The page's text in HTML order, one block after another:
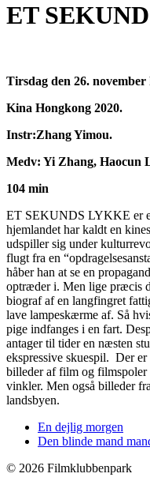
ET
Tirsdag den 26. november
Kina Hongkong 2020.
Instr:Zhang Yimou.
Medv: Yi Zhang, Haocun
104 min
ET SEKUNDS LYKKE er
hjemlandet har kaldt en
udspiller sig under
flugt fra en
håber han at se en
optræder i. Men lige præcis
biograf af en langfingret
lave lampeskærme af. Så
pige indfanges i en fart.
antager til tider en næsten
ekspressive skuespil. Der
billeder af film og
vinkler. Men også billeder
landsbyen.
En dejlig morgen
Den blinde mand
© 2026 Filmklubbenpark